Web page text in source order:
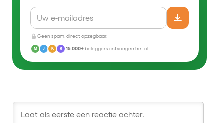
Geen spam, direct opzegbaar.
M J K R 15.000+beleggers ontvangen het al